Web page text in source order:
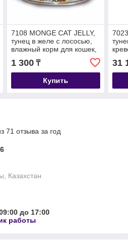
7108 MONGE CAT JELLY,
тунец в желе с лососью,
влажный корм для кошек,
баночка 80 гр.
1 300₸
Купить
гр.
31
71 отзыва за год
Казахстан
до 17:00
работы